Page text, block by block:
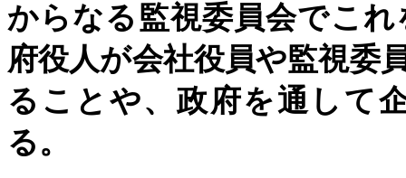
からなる監視委員会でこ
府役人が会社役員や監視委
ることや、政府を通して
る。